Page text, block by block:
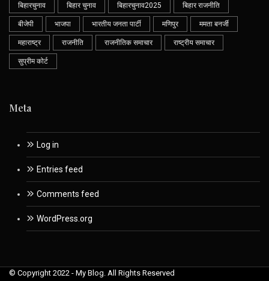
बिहारचुनाव बिहार चुनाव बिहारचुनाव2025 बिहार राजनीति
बीजेपी भाजपा भारतीय जनता पार्टी मणिपुर ममता बनर्जी
महाराष्ट्र राजनीति राजनीतिक समाचार राष्ट्रीय समाचार
सुप्रीम कोर्ट
Meta
Log in
Entries feed
Comments feed
WordPress.org
© Copyright 2022 - My Blog. All Rights Reserved